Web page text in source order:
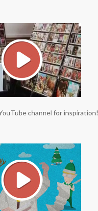
channel for inspiration!